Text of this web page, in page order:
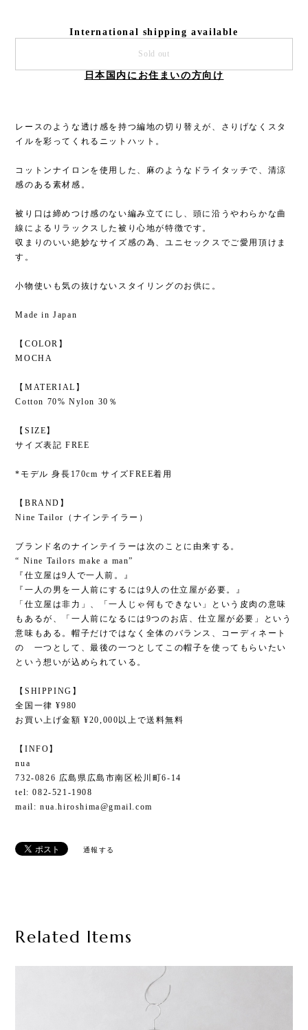
International shipping available
Sold out
日本国内にお住まいの方向け
レースのような透け感を持つ編地の切り替えが、さりげなくスタ
イルを彩ってくれるニットハット。
コットンナイロンを使用した、麻のようなドライタッチで、清涼
感のある素材感。
被り口は締めつけ感のない編み立てにし、頭に沿うやわらかな曲
線によるリラックスした被り心地が特徴です。
収まりのいい絶妙なサイズ感の為、ユニセックスでご愛用頂けま
す。
小物使いも気の抜けないスタイリングのお供に。
Made in Japan
【COLOR】
MOCHA
【MATERIAL】
Cotton 70% Nylon 30％
【SIZE】
サイズ表記 FREE
*モデル 身長170cm サイズFREE着用
【BRAND】
Nine Tailor（ナインテイラー）
ブランド名のナインテイラーは次のことに由来する。
“ Nine Tailors make a man”
『仕立屋は9人で一人前。』
『一人の男を一人前にするには9人の仕立屋が必要。』
「仕立屋は非力」、「一人じゃ何もできない」という皮肉の意味
もあるが、「一人前になるには9つのお店、仕立屋が必要」という
意味もある。帽子だけではなく全体のバランス、コーディネート
の 一つとして、最後の一つとしてこの帽子を使ってもらいたい
という想いが込められている。
【SHIPPING】
全国一律 ¥980
お買い上げ金額 ¥20,000以上で送料無料
【INFO】
nua
732-0826 広島県広島市南区松川町6-14
tel: 082-521-1908
mail: nua.hiroshima@gmail.com
通報する
Related Items